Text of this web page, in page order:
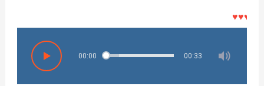
♥♥♥着メ
00:00 00:33